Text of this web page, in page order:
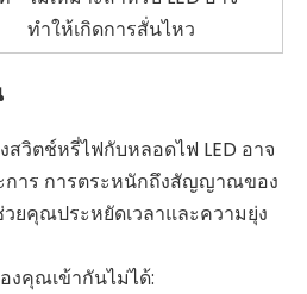
ทำให้เกิดการสั่นไหว
สวิตช์หรี่ไฟกับหลอดไฟ LED อาจ
การ การตระหนักถึงสัญญาณของ
ยคุณประหยัดเวลาและความยุ่ง
คุณเข้ากันไม่ได้: